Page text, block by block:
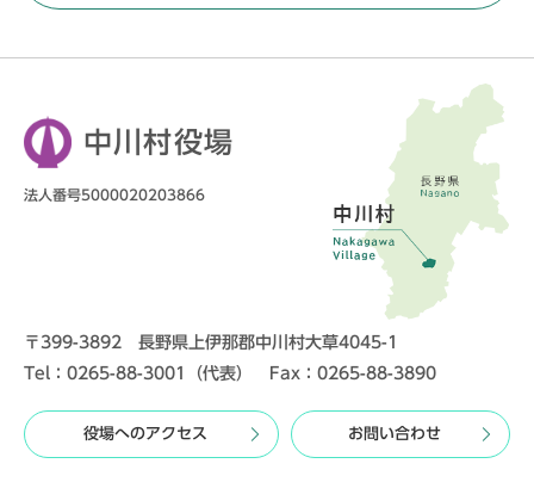
中川村役場
法人番号5000020203866
〒399-3892 長野県上伊那郡中川村大草4045-1
Tel：0265-88-3001（代表） Fax：0265-88-3890
役場へのアクセス お問い合わせ